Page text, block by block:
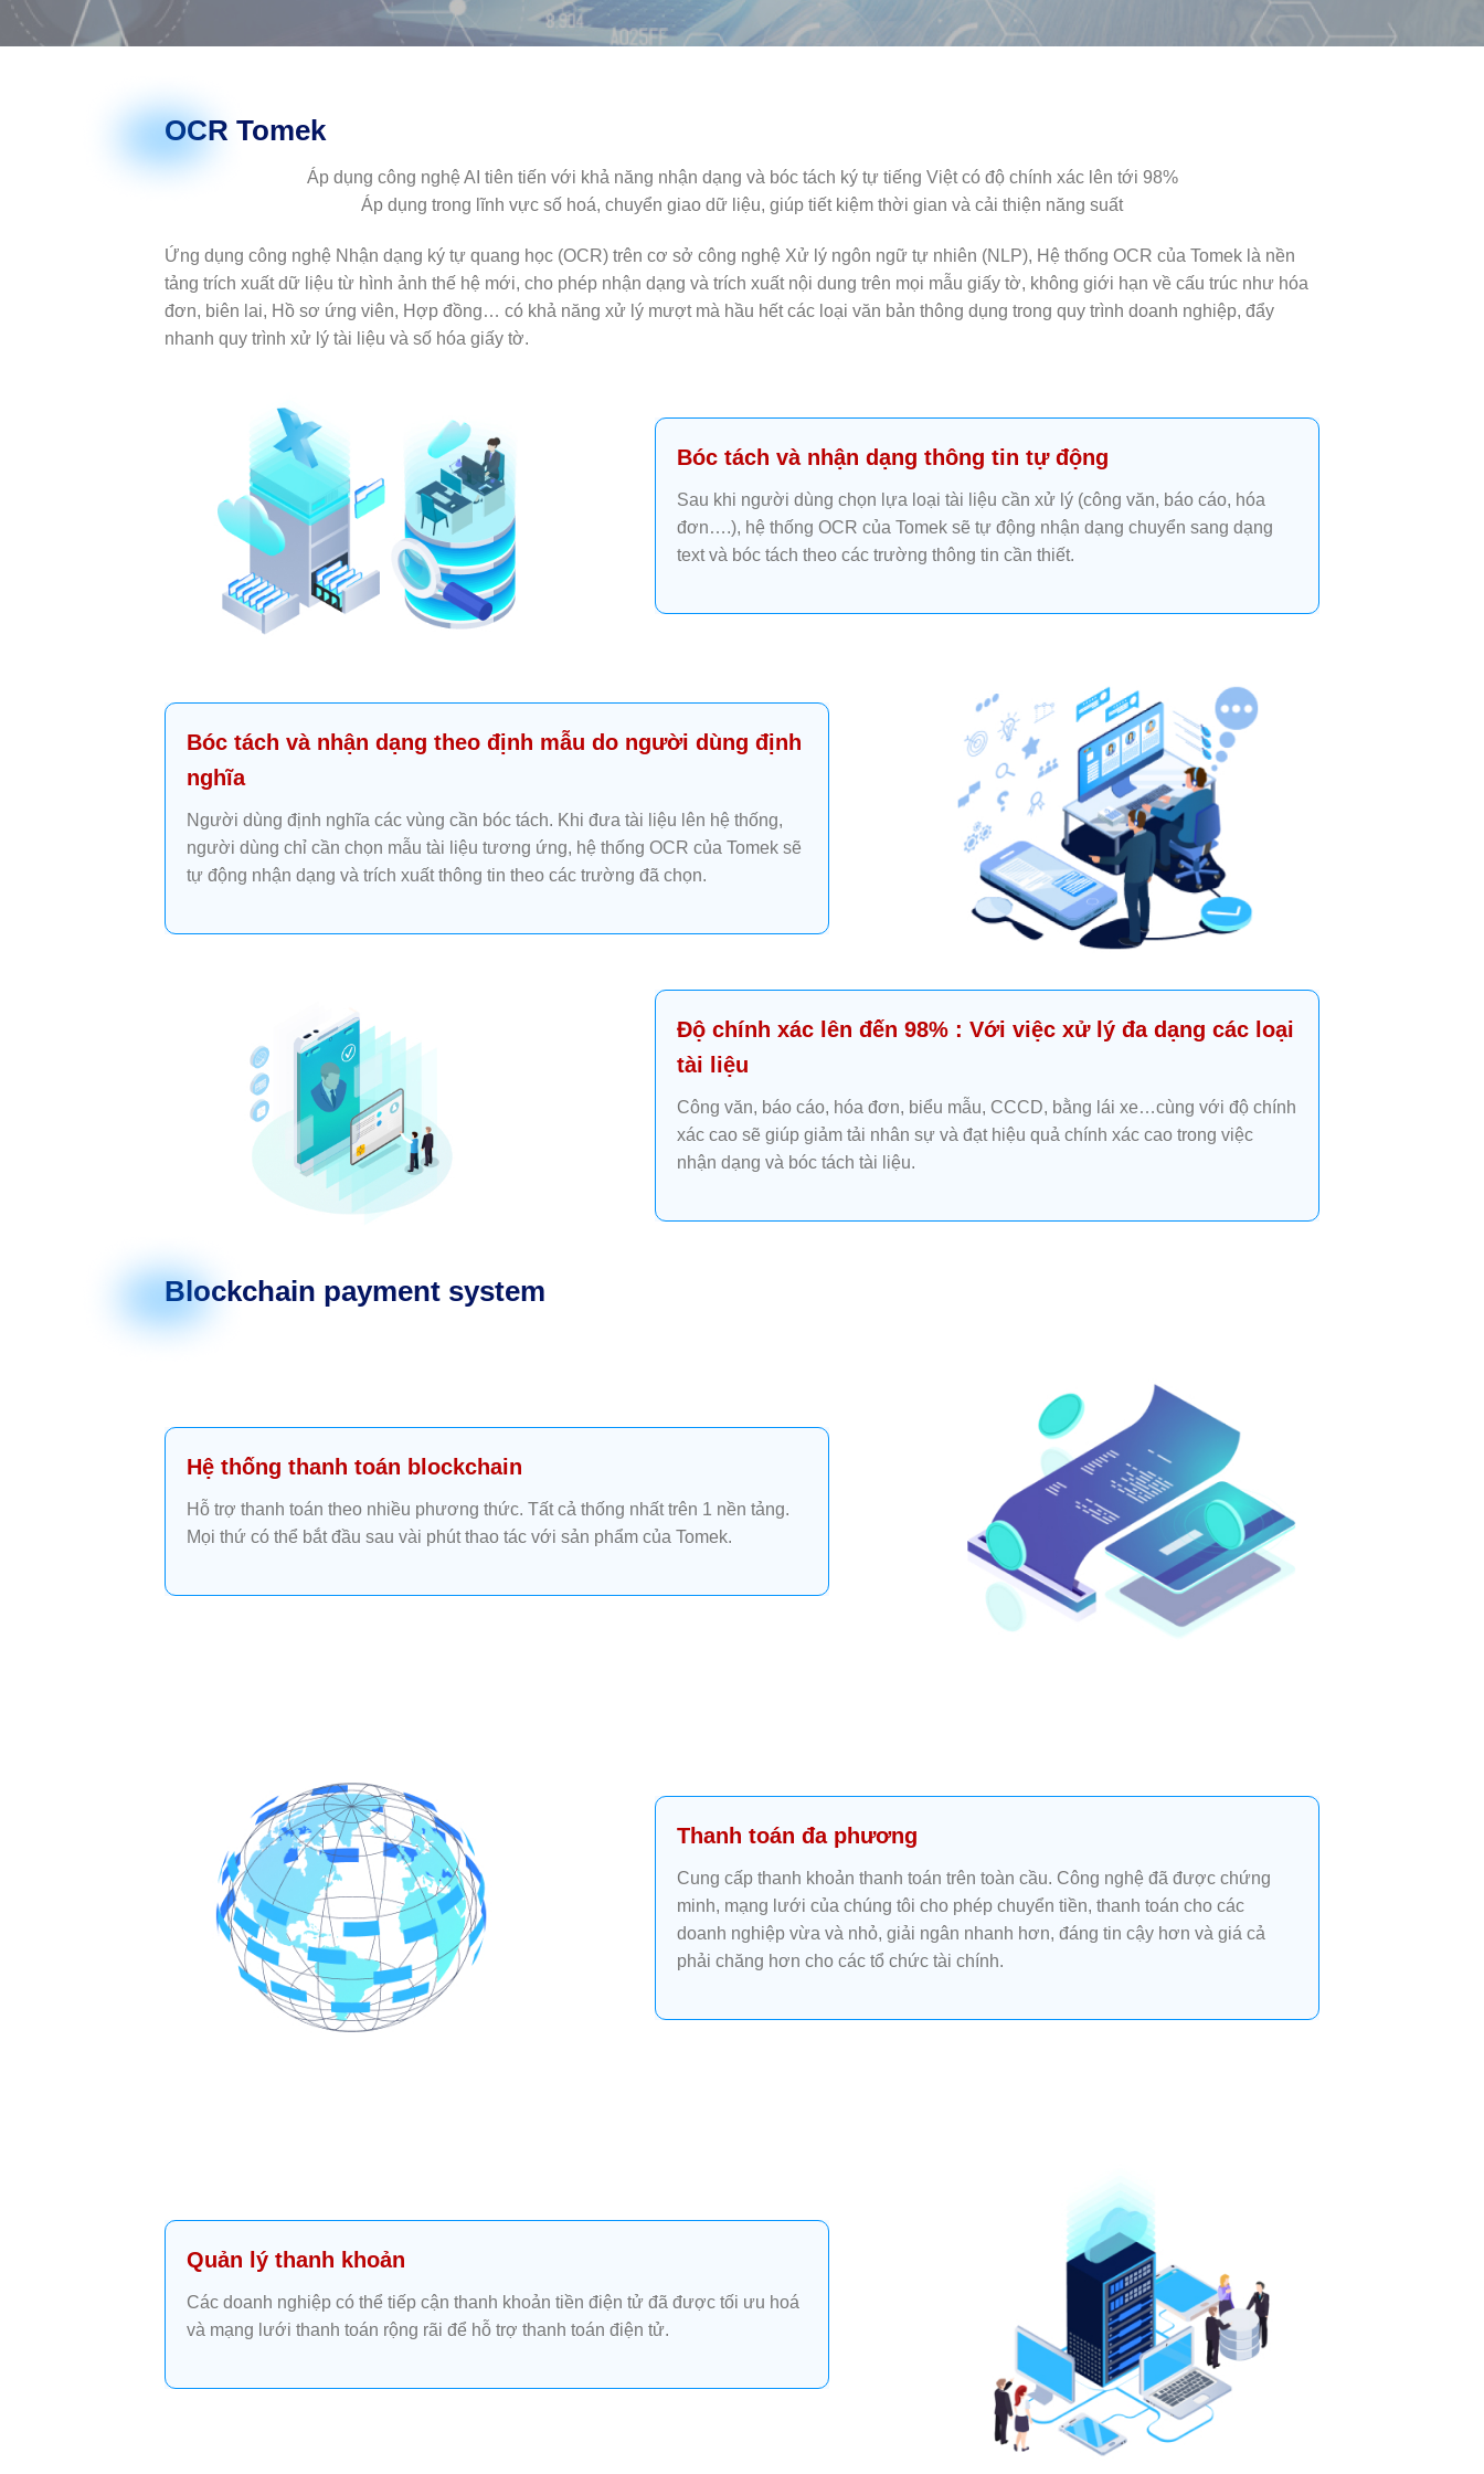
OCR Tomek
Áp dụng công nghệ AI tiên tiến với khả năng nhận dạng và bóc tách ký tự tiếng Việt có độ chính xác lên tới 98%
Áp dụng trong lĩnh vực số hoá, chuyển giao dữ liệu, giúp tiết kiệm thời gian và cải thiện năng suất
Ứng dụng công nghệ Nhận dạng ký tự quang học (OCR) trên cơ sở công nghệ Xử lý ngôn ngữ tự nhiên (NLP), Hệ thống OCR của Tomek là nền
tảng trích xuất dữ liệu từ hình ảnh thế hệ mới, cho phép nhận dạng và trích xuất nội dung trên mọi mẫu giấy tờ, không giới hạn về cấu trúc như hóa
đơn, biên lai, Hồ sơ ứng viên, Hợp đồng… có khả năng xử lý mượt mà hầu hết các loại văn bản thông dụng trong quy trình doanh nghiệp, đẩy
nhanh quy trình xử lý tài liệu và số hóa giấy tờ.
Bóc tách và nhận dạng thông tin tự động
Sau khi người dùng chọn lựa loại tài liệu cần xử lý (công văn, báo cáo, hóa
đơn….), hệ thống OCR của Tomek sẽ tự động nhận dạng chuyển sang dạng
text và bóc tách theo các trường thông tin cần thiết.
Bóc tách và nhận dạng theo định mẫu do người dùng định
nghĩa
Người dùng định nghĩa các vùng cần bóc tách. Khi đưa tài liệu lên hệ thống,
người dùng chỉ cần chọn mẫu tài liệu tương ứng, hệ thống OCR của Tomek sẽ
tự động nhận dạng và trích xuất thông tin theo các trường đã chọn.
Độ chính xác lên đến 98% : Với việc xử lý đa dạng các loại
tài liệu
Công văn, báo cáo, hóa đơn, biểu mẫu, CCCD, bằng lái xe…cùng với độ chính
xác cao sẽ giúp giảm tải nhân sự và đạt hiệu quả chính xác cao trong việc
nhận dạng và bóc tách tài liệu.
Blockchain payment system
Hệ thống thanh toán blockchain
Hỗ trợ thanh toán theo nhiều phương thức. Tất cả thống nhất trên 1 nền tảng.
Mọi thứ có thể bắt đầu sau vài phút thao tác với sản phẩm của Tomek.
Thanh toán đa phương
Cung cấp thanh khoản thanh toán trên toàn cầu. Công nghệ đã được chứng
minh, mạng lưới của chúng tôi cho phép chuyển tiền, thanh toán cho các
doanh nghiệp vừa và nhỏ, giải ngân nhanh hơn, đáng tin cậy hơn và giá cả
phải chăng hơn cho các tổ chức tài chính.
Quản lý thanh khoản
Các doanh nghiệp có thể tiếp cận thanh khoản tiền điện tử đã được tối ưu hoá
và mạng lưới thanh toán rộng rãi để hỗ trợ thanh toán điện tử.